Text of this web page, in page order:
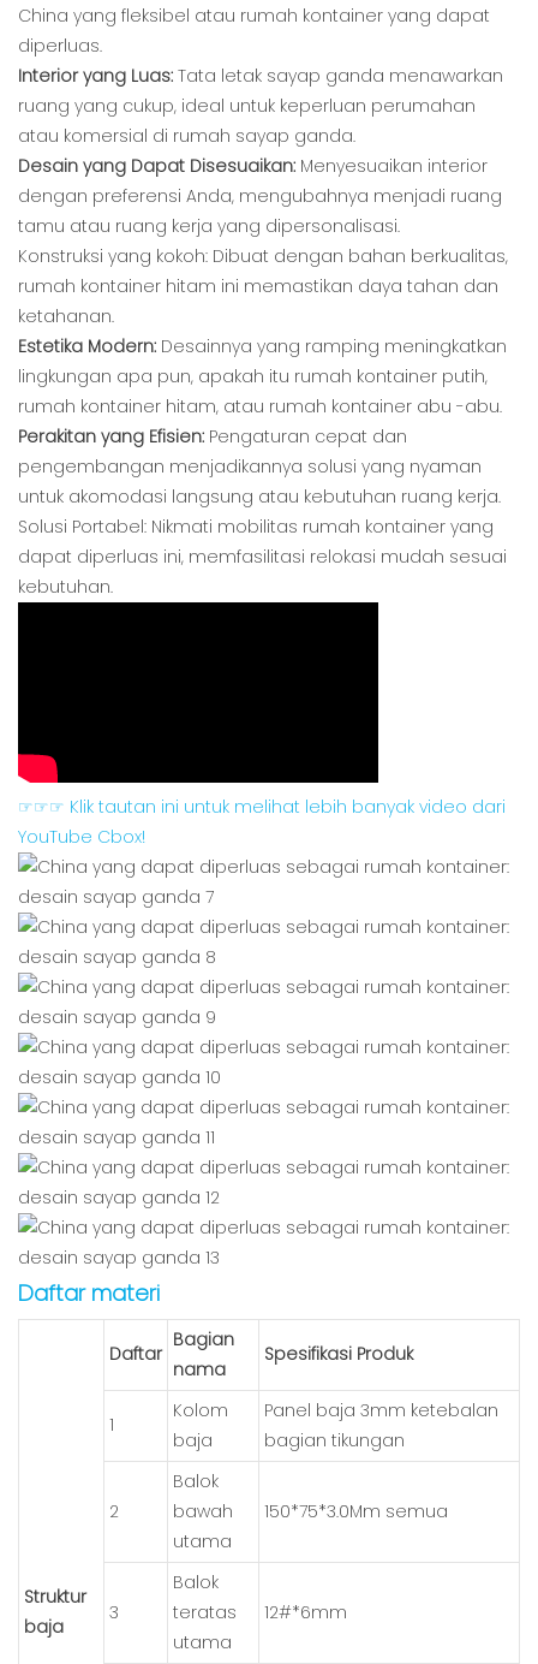
China yang fleksibel atau rumah kontainer yang dapat
diperluas.
Interior yang Luas: Tata letak sayap ganda menawarkan
ruang yang cukup, ideal untuk keperluan perumahan
atau komersial di rumah sayap ganda.
Desain yang Dapat Disesuaikan: Menyesuaikan interior
dengan preferensi Anda, mengubahnya menjadi ruang
tamu atau ruang kerja yang dipersonalisasi.
Konstruksi yang kokoh: Dibuat dengan bahan berkualitas,
rumah kontainer hitam ini memastikan daya tahan dan
ketahanan.
Estetika Modern: Desainnya yang ramping meningkatkan
lingkungan apa pun, apakah itu rumah kontainer putih,
rumah kontainer hitam, atau rumah kontainer abu -abu.
Perakitan yang Efisien: Pengaturan cepat dan
pengembangan menjadikannya solusi yang nyaman
untuk akomodasi langsung atau kebutuhan ruang kerja.
Solusi Portabel: Nikmati mobilitas rumah kontainer yang
dapat diperluas ini, memfasilitasi relokasi mudah sesuai
kebutuhan.
☞☞☞ Klik tautan ini untuk melihat lebih banyak video dari
YouTube Cbox!
Daftar materi
Struktur
baja
Daftar
Bagian
nama
Spesifikasi Produk
1
Kolom
baja
Panel baja 3mm ketebalan
bagian tikungan
2
Balok
bawah
utama
150*75*3.0Mm semua
3
Balok
teratas
utama
12#*6mm